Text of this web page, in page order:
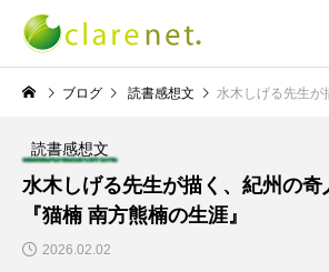
株式会社クレアネットの代表取締役ブログ
NEW POST
TECH BLOG
ブログ 読書感想文 水木しげる先生が描く、紀州の
読書感想文
水木しげる先生が描く、紀州の
『猫楠 南方熊楠の生涯』
2026.02.02